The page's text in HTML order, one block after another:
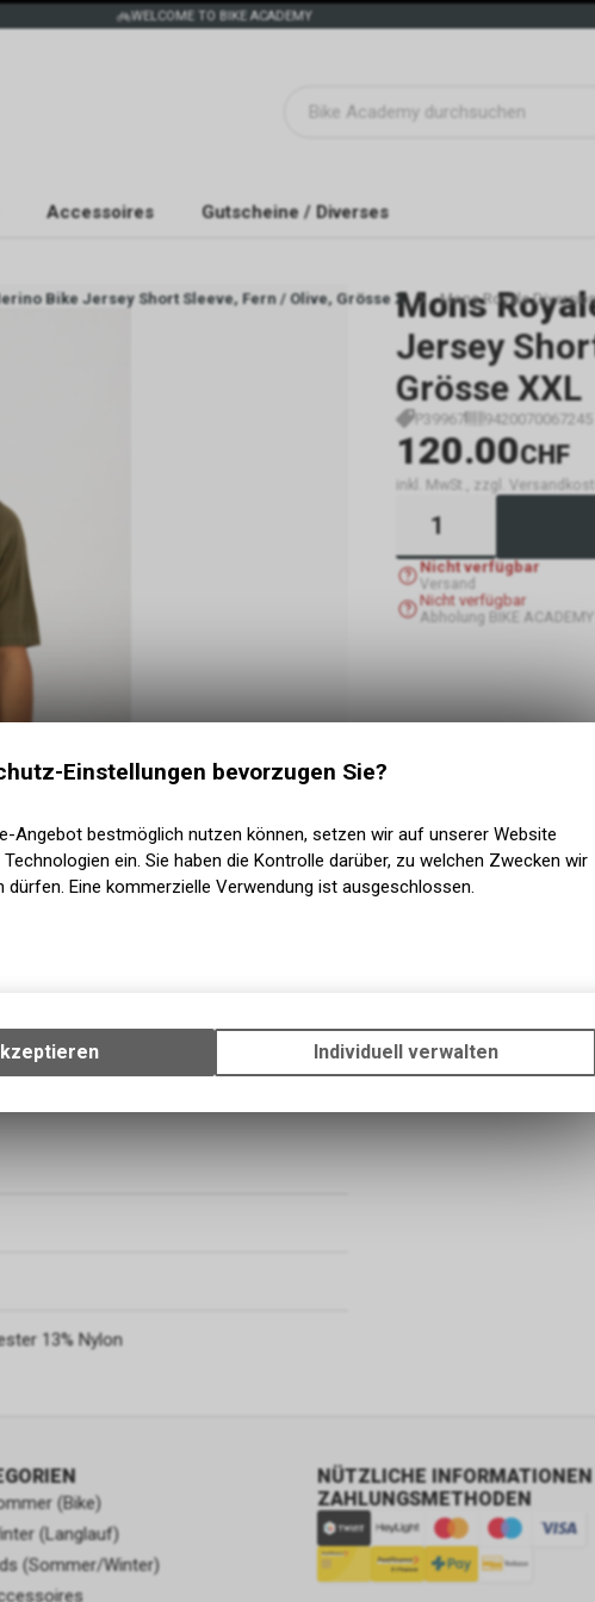
WELCOME TO BIKE ACADEMY
Accessoires Gutscheine / Diverses
Bike Jersey Short Sleeve, Fern / Olive, Grösse X Mons Royale
Mons
Jersey
Grösse XXL
P39967 9420070067245
120.00CHF
inkl. MwSt., zzgl.
Nicht verfügbar
Versand
Nicht verfügbar
Abholung BIKE ACADEMY
13% Nylon
(Bike)
(Langlauf)
(Sommer/Winter)
NÜTZLICHE INFORMATIONEN
ZAHLUNGSMETHODEN
Einstellungen bevorzugen Sie?
Angebot bestmöglich nutzen können, setzen wir auf unserer Website
ein. Sie haben die Kontrolle darüber, zu welchen Zwecken wir
dürfen. Eine kommerzielle Verwendung ist ausgeschlossen.
um die grundlegenden Funktionen unseres Online-Angebots, wie die
des Warenkorbs, zu ermöglichen. Bitte beachten Sie, dass die
Individuell verwalten